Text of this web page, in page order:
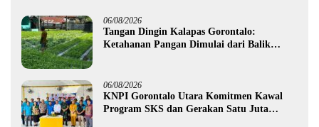
06/08/2026
Tangan Dingin Kalapas Gorontalo:
Ketahanan Pangan Dimulai dari Balik
06/08/2026
KNPI Gorontalo Utara Komitmen Kawal
Program SKS dan Gerakan Satu Juta